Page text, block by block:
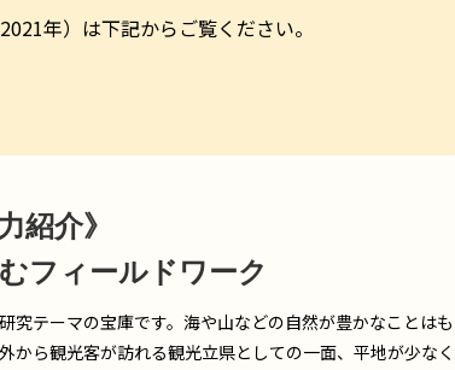
年）は下記からご覧ください。
紹介》
フィールドワーク
究テーマの宝庫です。海や山などの自然が豊かなことは
から観光客が訪れる観光立県としての一面、平地が少な